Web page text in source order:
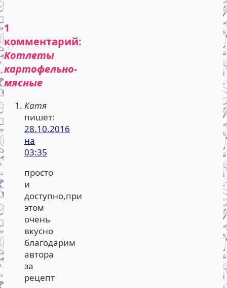
1
комментарий:
Котлеты
картофельно-
мясные
Катя
пишет:
28.10.2016
на
03:35
просто
и
доступно,при
этом
очень
вкусно
благодарим
автора
за
рецепт